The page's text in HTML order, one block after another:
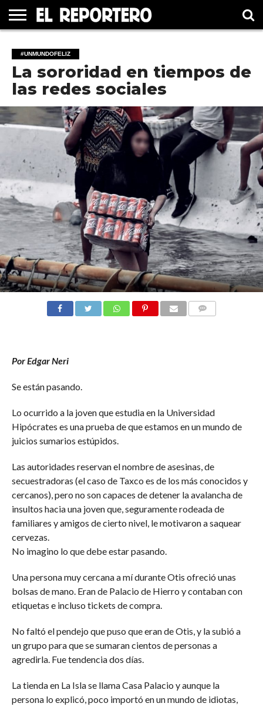
ELECCIÓN
2021
PRINCIPAL
MÉXICO
INTERNACIONAL
#UNMUNDOFELIZ
CULTURA
CINE
#UNMUNDOFELIZ
La sororidad en tiempos de
las redes sociales
Por Edgar Neri
Se están pasando.
Lo ocurrido a la joven que estudia en la Universidad
Hipócrates es una prueba de que estamos en un mundo de
juicios sumarios estúpidos.
Las autoridades reservan el nombre de asesinas, de
secuestradoras (el caso de Taxco es de los más conocidos y
cercanos), pero no son capaces de detener la avalancha de
insultos hacia una joven que, seguramente rodeada de
familiares y amigos de cierto nivel, le motivaron a saquear
cervezas.
No imagino lo que debe estar pasando.
Una persona muy cercana a mí durante Otis ofreció unas
bolsas de mano. Eran de Palacio de Hierro y contaban con
etiquetas e incluso tickets de compra.
No faltó el pendejo que puso que eran de Otis, y la subió a
un grupo para que se sumaran cientos de personas a
agredirla. Fue tendencia dos días.
La tienda en La Isla se llama Casa Palacio y aunque la
persona lo explicó, poco importó en un mundo de idiotas,